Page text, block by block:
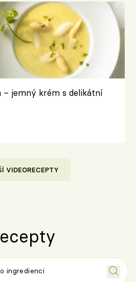
– jemný krém s delikátní
VIDEORECEPTY